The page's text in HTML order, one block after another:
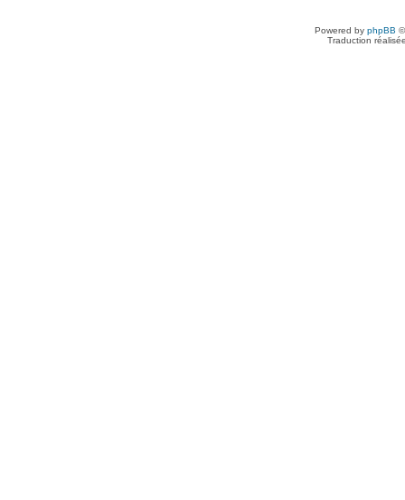
Powered by phpBB
Traduction